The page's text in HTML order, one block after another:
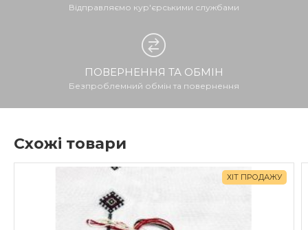
Відправляємо кур'єрськими службами
ПОВЕРНЕННЯ ТА ОБМІН
Безпроблемний обмін та повернення
Схожі товари
ХІТ ПРОДАЖУ